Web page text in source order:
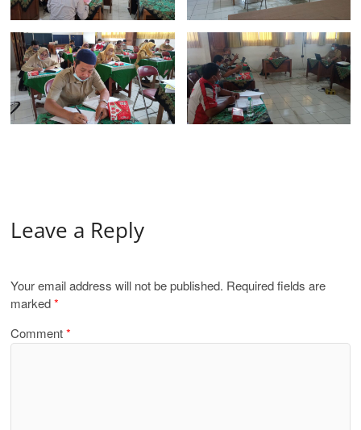
Leave a Reply
Your email address will not be published. Required fields are
marked*
Comment*